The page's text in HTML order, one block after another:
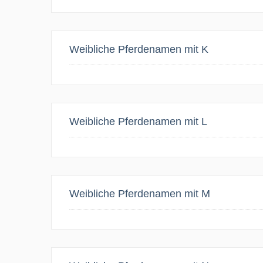
Weibliche Pferdenamen mit K
Weibliche Pferdenamen mit L
Weibliche Pferdenamen mit M